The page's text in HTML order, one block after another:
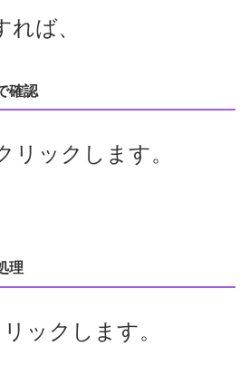
ば、
確認
リックします。
理
ックします。